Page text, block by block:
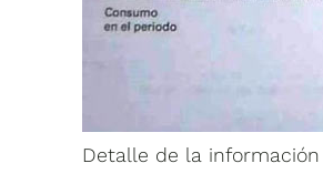
Detalle de la